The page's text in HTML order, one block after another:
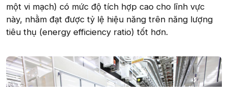
một vi mạch) có mức độ tích hợp cao cho lĩnh vực
này, nhằm đạt được tỷ lệ hiệu năng trên năng lượng
tiêu thụ (energy efficiency ratio) tốt hơn.